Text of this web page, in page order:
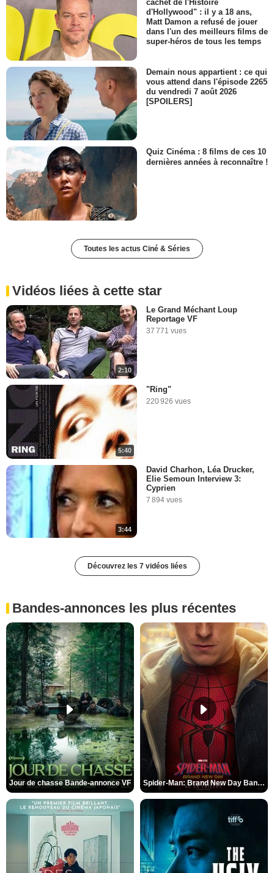
cachet de l'Histoire
d'Hollywood" : il y a 18 ans,
Matt Damon a refusé de jouer
dans l'un des meilleurs films de
super-héros de tous les temps
Demain nous appartient : ce qui
vous attend dans l'épisode 2265
du vendredi 7 août 2026
[SPOILERS]
Quiz Cinéma : 8 films de ces 10
dernières années à reconnaître !
Toutes les actus Ciné & Séries
Vidéos liées à cette star
2:10
Le Grand Méchant Loup
Reportage VF
37 771 vues
5:40
"Ring"
220 926 vues
3:44
David Charhon, Léa Drucker,
Elie Semoun Interview 3:
Cyprien
7 894 vues
Découvrez les 7 vidéos liées
Bandes-annonces les plus récentes
Jour de chasse Bande-annonce VF Spider-Man: Brand New Day Bande-annonce (3) VO STFR